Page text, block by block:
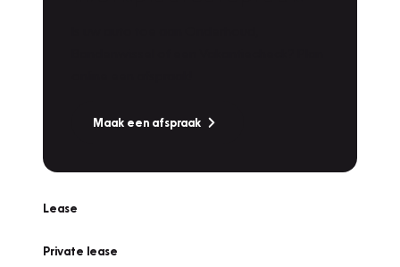
Maak een afspraak
Lease
Private lease